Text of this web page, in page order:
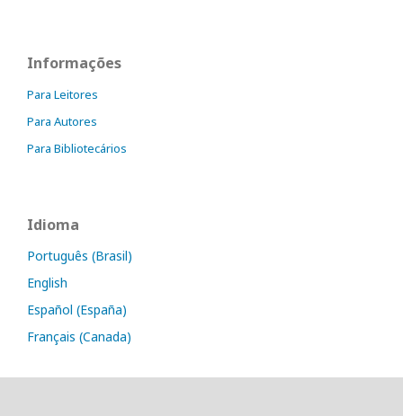
Informações
Para Leitores
Para Autores
Para Bibliotecários
Idioma
Português (Brasil)
English
Español (España)
Français (Canada)